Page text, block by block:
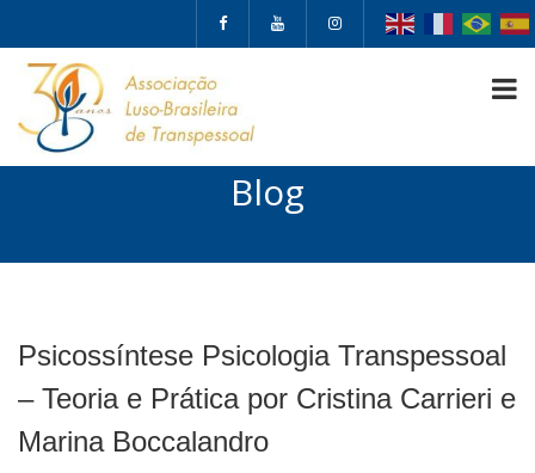
Blog
Psicossíntese Psicologia Transpessoal
– Teoria e Prática por Cristina Carrieri e
Marina Boccalandro